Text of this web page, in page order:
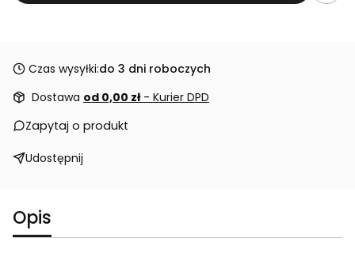
Czas wysyłki:do 3 dni roboczych
Dostawa od 0,00 zł - Kurier DPD
Zapytaj o produkt
Udostępnij
Opis